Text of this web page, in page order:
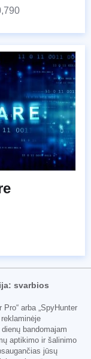
svarbios
arba „SpyHunter
bandomajam
aptikimo ir šalinimo
jūsų